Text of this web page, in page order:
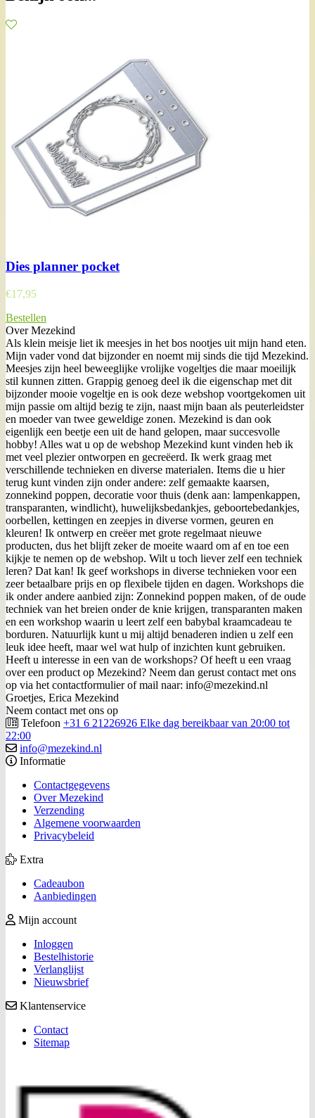
Dies planner pocket
€17,95
Bestellen
Over Mezekind
Als klein meisje liet ik meesjes in het bos nootjes uit mijn hand eten.
Mijn vader vond dat bijzonder en noemt mij sinds die tijd Mezekind.
Meesjes zijn heel beweeglijke vrolijke vogeltjes die maar moeilijk
stil kunnen zitten. Grappig genoeg deel ik die eigenschap met dit
bijzonder mooie vogeltje en is ook deze webshop voortgekomen uit
mijn passie om altijd bezig te zijn, naast mijn baan als peuterleidster
en moeder van twee geweldige zonen. Mezekind is dan ook
eigenlijk een beetje een uit de hand gelopen, maar succesvolle
hobby! Alles wat u op de webshop Mezekind kunt vinden heb ik
met veel plezier ontworpen en gecreëerd. Ik werk graag met
verschillende technieken en diverse materialen. Items die u hier
terug kunt vinden zijn onder andere: zelf gemaakte kaarsen,
zonnekind poppen, decoratie voor thuis (denk aan: lampenkappen,
transparanten, windlicht), huwelijksbedankjes, geboortebedankjes,
oorbellen, kettingen en zeepjes in diverse vormen, geuren en
kleuren! Ik ontwerp en creëer met grote regelmaat nieuwe
producten, dus het blijft zeker de moeite waard om af en toe een
kijkje te nemen op de webshop. Wilt u toch liever zelf een techniek
leren? Dat kan! Ik geef workshops in diverse technieken voor een
zeer betaalbare prijs en op flexibele tijden en dagen. Workshops die
ik onder andere aanbied zijn: Zonnekind poppen maken, of de oude
techniek van het breien onder de knie krijgen, transparanten maken
en een workshop waarin u leert zelf een babybal kraamcadeau te
borduren. Natuurlijk kunt u mij altijd benaderen indien u zelf een
leuk idee heeft, maar wel wat hulp of inzichten kunt gebruiken.
Heeft u interesse in een van de workshops? Of heeft u een vraag
over een product op Mezekind? Neem dan gerust contact met ons
op via het contactformulier of mail naar: info@mezekind.nl
Groetjes, Erica Mezekind
Neem contact met ons op
Telefoon +31 6 21226926 Elke dag bereikbaar van 20:00 tot
22:00
info@mezekind.nl
Informatie
Contactgegevens
Over Mezekind
Verzending
Algemene voorwaarden
Privacybeleid
Extra
Cadeaubon
Aanbiedingen
Mijn account
Inloggen
Bestelhistorie
Verlanglijst
Nieuwsbrief
Klantenservice
Contact
Sitemap